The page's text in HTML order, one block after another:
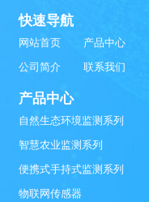
快速导航
网站首页 产品中心
公司简介
联系我们
产品中心
自然生态环境监测系列
智慧农业监测系列
便携式手持式监测系列
物联网传感器